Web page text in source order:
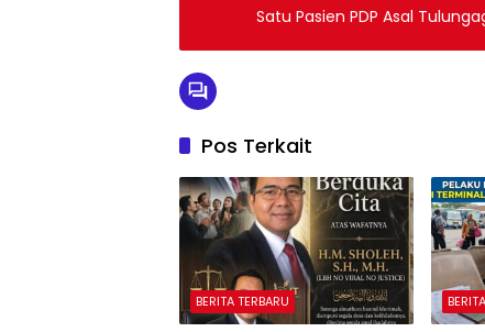
Satu Pasien PDP Asal
Pos Terkait
BERITA TERBARU